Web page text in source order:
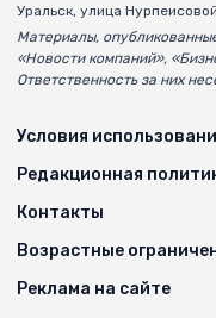
Уральск, улица
Материалы,
«Новости компаний»,
Ответственность за них
Условия
Редакционная
Контакты
Возрастные
Реклама на сайте